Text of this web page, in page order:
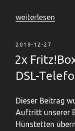
„Fast-
IPv4
nach
via
DS-
Lite“
weiterlesen
VERÖFFENTLICHT
AM
2019-12-27
2x
DSL-
Dieser Beitrag
Auftritt unserer
Hünstetten